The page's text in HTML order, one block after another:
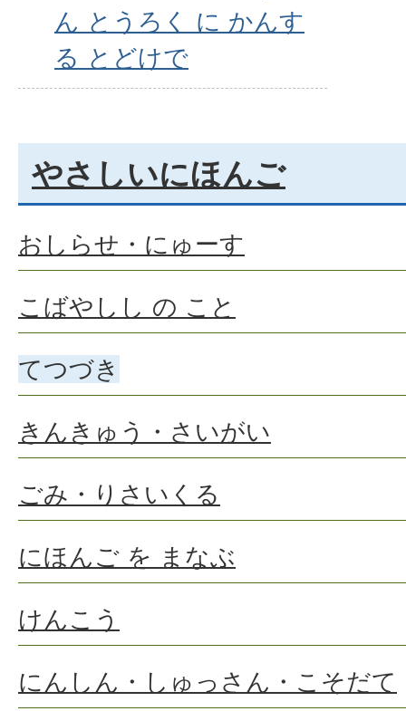
ん とうろく に かんす
る とどけで
やさしいにほんご
おしらせ・にゅーす
こばやしし の こと
てつづき
きんきゅう・さいがい
ごみ・りさいくる
にほんご を まなぶ
けんこう
にんしん・しゅっさん・こそだて